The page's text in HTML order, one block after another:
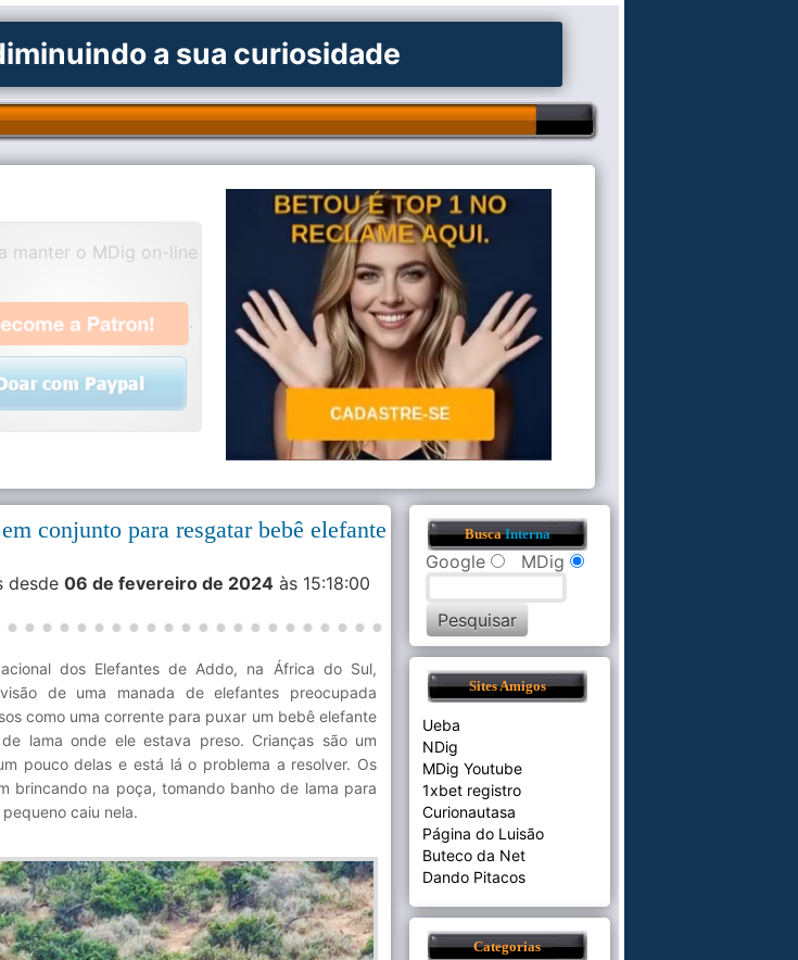
a sua curiosidade
manter o MDig on-line
.
conjunto para resgatar bebê elefante
desde 06 de fevereiro de 2024 às 15:18:00
dos Elefantes de Addo, na África do Sul,
de uma manada de elefantes preocupada
como uma corrente para puxar um bebê elefante
lama onde ele estava preso. Crianças são um
pouco delas e está lá o problema a resolver. Os
brincando na poça, tomando banho de lama para
caiu nela.
BuscaInterna
Google MDig
Sites Amigos
Ueba
NDig
MDig Youtube
1xbet registro
Curionautasa
Página do Luisão
Buteco da Net
Dando Pitacos
Categorias